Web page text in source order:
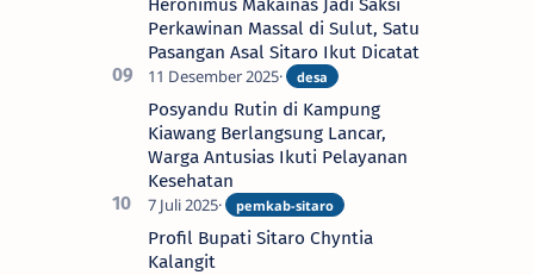
Heronimus Makainas Jadi Saksi
Perkawinan Massal di Sulut, Satu
Pasangan Asal Sitaro Ikut Dicatat
Posyandu Rutin di Kampung
Kiawang Berlangsung Lancar,
Warga Antusias Ikuti Pelayanan
Kesehatan
Profil Bupati Sitaro Chyntia
Kalangit